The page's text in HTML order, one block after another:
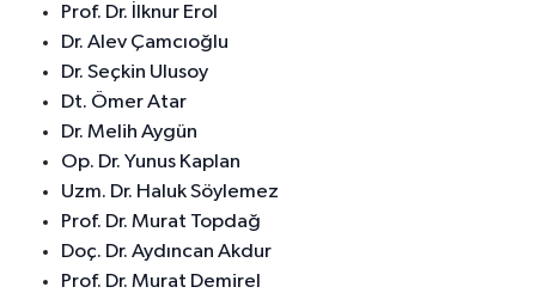
Prof. Dr. İlknur Erol
Dr. Alev Çamcıoğlu
Dr. Seçkin Ulusoy
Dt. Ömer Atar
Dr. Melih Aygün
Op. Dr. Yunus Kaplan
Uzm. Dr. Haluk Söylemez
Prof. Dr. Murat Topdağ
Doç. Dr. Aydıncan Akdur
Prof. Dr. Murat Demirel